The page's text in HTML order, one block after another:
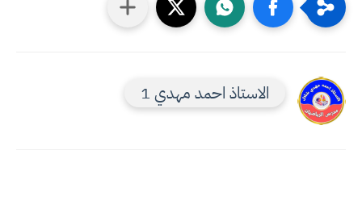
الاستاذ احمد مهدي 1